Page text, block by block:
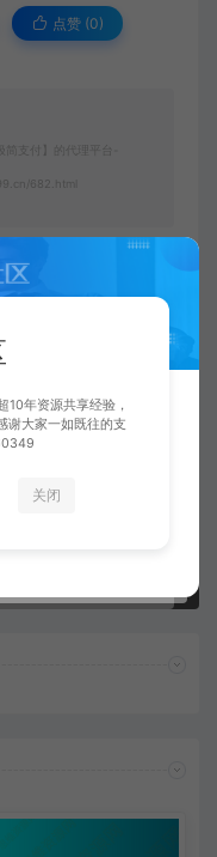
点赞 (0)
682.html
海报 复制本文链接
10年资源共享经验，
谢大家一如既往的支
关闭